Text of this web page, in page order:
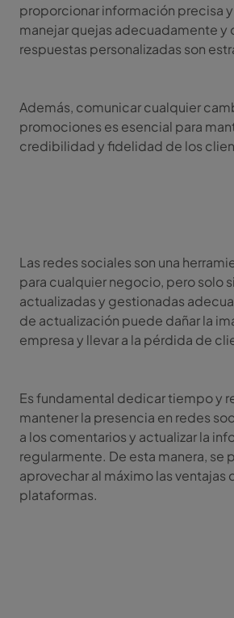
proporcionar información precisa
manejar quejas adecuadamente y
respuestas personalizadas son
Además, comunicar cualquier
promociones es esencial para
credibilidad y fidelidad de los
Las redes sociales son una
para cualquier negocio, pero solo
actualizadas y gestionadas
de actualización puede dañar la
empresa y llevar a la pérdida de
Es fundamental dedicar tiempo y
mantener la presencia en redes
a los comentarios y actualizar la
regularmente. De esta manera, se
aprovechar al máximo las ventajas
plataformas.